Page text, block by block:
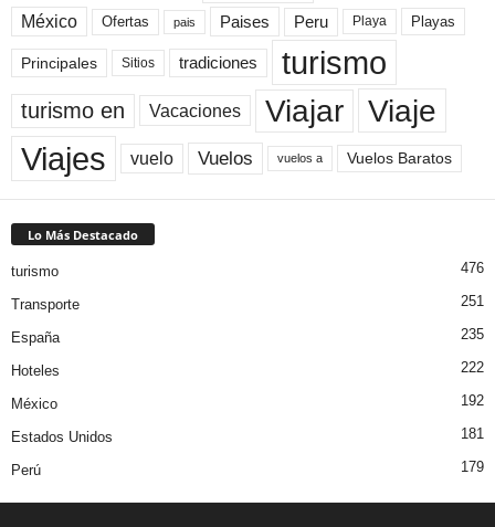
México Ofertas pais Paises Peru Playa Playas
Principales Sitios tradiciones turismo
turismo en Vacaciones Viajar Viaje
Viajes vuelo Vuelos vuelos a Vuelos Baratos
Lo Más Destacado
turismo 476
Transporte 251
España 235
Hoteles 222
México 192
Estados Unidos 181
Perú 179